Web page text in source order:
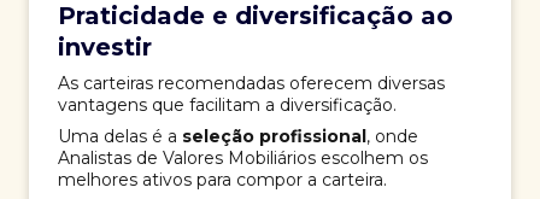
Praticidade e diversificação ao
investir
As carteiras recomendadas oferecem diversas
vantagens que facilitam a diversificação.
Uma delas é a seleção profissional, onde
Analistas de Valores Mobiliários escolhem os
melhores ativos para compor a carteira.